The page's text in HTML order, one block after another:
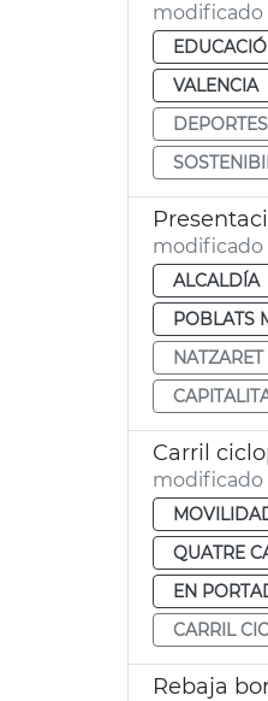
modificado
VALENCIA
DEPORTES
modificado
ALCALDÍA
POBLATS
NATZARET
Carril
modificado
QUATRE
EN
CARRIL
Rebaja